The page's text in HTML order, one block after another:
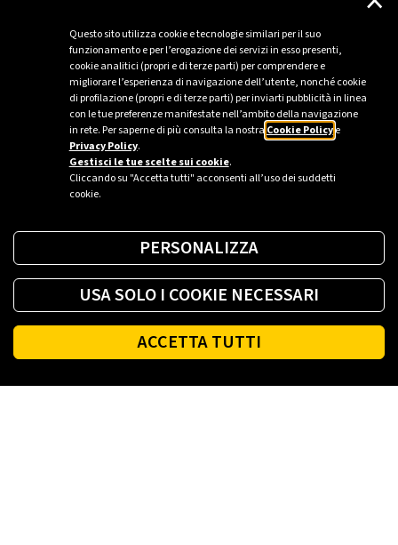
Questo sito utilizza cookie e tecnologie similari per il suo
funzionamento e per l’erogazione dei servizi in esso presenti,
cookie analitici (propri e di terze parti) per comprendere e
migliorare l’esperienza di navigazione dell’utente, nonché cookie
di profilazione (propri e di terze parti) per inviarti pubblicità in linea
con le tue preferenze manifestate nell’ambito della navigazione
in rete. Per saperne di più consulta la nostra Cookie Policye
Privacy Policy.
Gestisci le tue scelte sui cookie.
Cliccando su "Accetta tutti" acconsenti all’uso dei suddetti
cookie.
PERSONALIZZA
USA SOLO I COOKIE NECESSARI
ACCETTA TUTTI